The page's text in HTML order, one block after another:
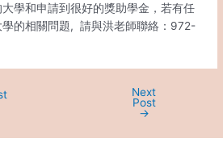
學和申請到很好的獎助學金，若有任
的相關問題, 請與洪老師聯絡：972-
Next
Post
→